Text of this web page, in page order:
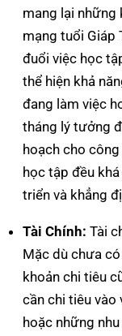
mang lại những
mạng tuổi Giáp
đuổi việc học
thể hiện khả
đang làm việc
tháng lý tưởng
hoạch cho
học tập đều
triển và khẳng
Tài Chính: Tài
Mặc dù chưa
khoản chi tiêu
cần chi tiêu vào
hoặc những